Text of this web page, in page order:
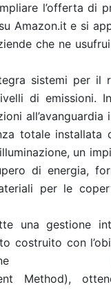
l’offerta di
Amazon.it e si
che ne
sistemi per il
di emissioni.
all’avanguardia
totale installata
un
di energia,
per le
una gestione
costruito con
Method),